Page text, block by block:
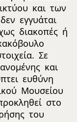
και των
εγγυάται
διακοπές ή
Σε
και
ευθύνη
Μουσείου
στο
του